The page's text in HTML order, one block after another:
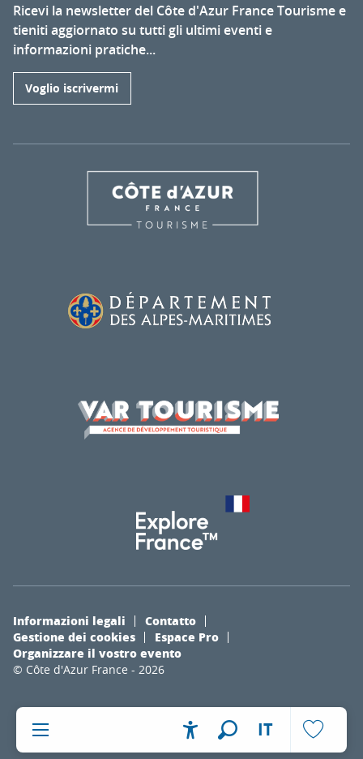
Accessibilité
IT
Ricevi la newsletter del Côte d'Azur France Tourisme e
tieniti aggiornato su tutti gli ultimi eventi e
informazioni pratiche...
Voglio iscrivermi
© Côte d'Azur France - 2026
Informazioni legali
Contatto
Gestione dei cookies
Espace Pro
Organizzare il vostro evento